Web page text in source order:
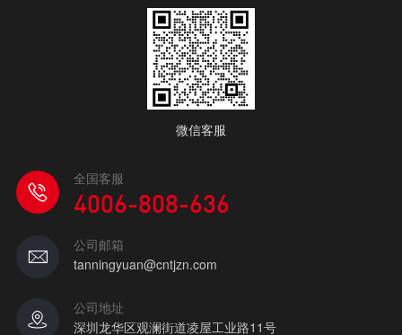
微信客服
全国客服
4006-808-636
公司邮箱
tanningyuan@cntjzn.com
公司地址
深圳龙华区观澜街道凌屋工业路11号